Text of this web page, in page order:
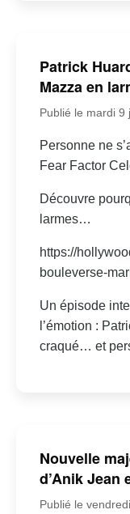
Patrick
Mazza en
Publié le mardi 9
Personne ne
Fear Factor
Découvre
larmes…
https://
bouleverse-
Un épisode
l’émotion :
craqué… et
Nouvelle
d’Anik Jean
Publié le